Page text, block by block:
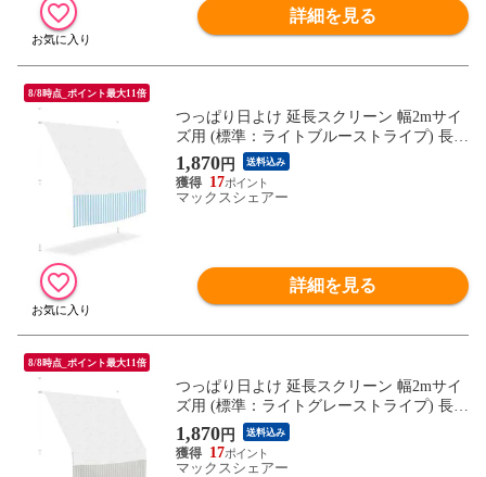
詳細を見る
8/8時点_ポイント最大11倍
つっぱり日よけ 延長スクリーン 幅2mサイ
ズ用 (標準：ライトブルーストライプ) 長さ
80cm つっぱり日よけスクリーン サンシェ
ード シェード オーニング ※延長用スクリ
ーンのみ/日よけ本体別売 送料無料
1,870円 送料込み
17
マックスシェアー
詳細を見る
8/8時点_ポイント最大11倍
つっぱり日よけ 延長スクリーン 幅2mサイ
ズ用 (標準：ライトグレーストライプ) 長さ
80cm つっぱり日よけスクリーン サンシェ
ード シェード オーニング ※延長用スクリ
ーンのみ/日よけ本体別売 送料無料
1,870円 送料込み
17
マックスシェアー